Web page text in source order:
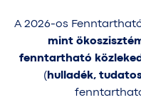
A 2026-os
mint
fenntartható
( hulladék,